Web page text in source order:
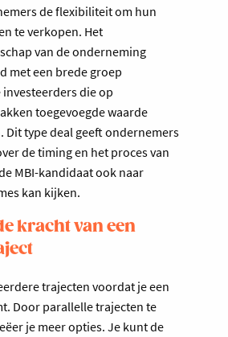
de flexibiliteit om hun
te verkopen. Het
van de onderneming
met een brede groep
die op
toegevoegde waarde
Dit type deal geeft ondernemers
de timing en het proces van
MBI-kandidaat ook naar
kan kijken.
kracht van een
trajecten voordat je een
Door parallelle trajecten te
je meer opties. Je kunt de